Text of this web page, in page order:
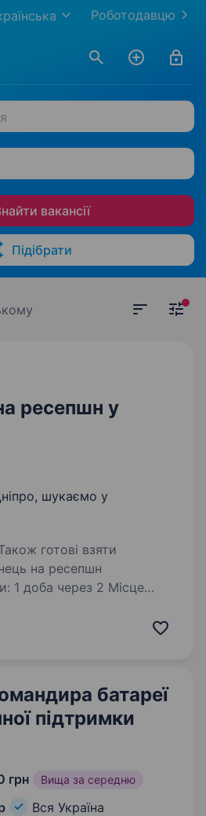
Роботодавцю
вакансії
Підібрати
ресепшн у
шукаємо у
готові взяти
через 2 Місце
Владислав
батареї
підтримки
грн Вища за середню
Вся Україна